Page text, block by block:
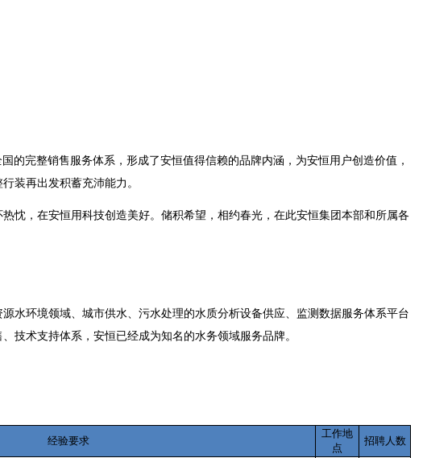
完整销售服务体系，形成了安恒值得信赖的品牌内涵，为安恒用户创造价值，
装再出发积蓄充沛能力。
，在安恒用科技创造美好。储积希望，相约春光，在此安恒集团本部和所属各
水环境领域、城市供水、污水处理的水质分析设备供应、监测数据服务体系平台
技术支持体系，安恒已经成为知名的水务领域服务品牌。
经验要求
工作地
点
招聘人数